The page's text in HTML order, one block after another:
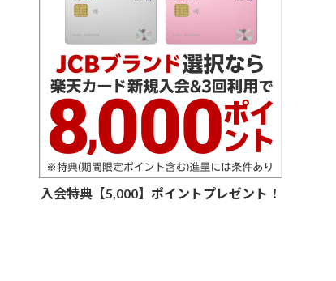
入会特典【5,000】ポイントプレゼント！